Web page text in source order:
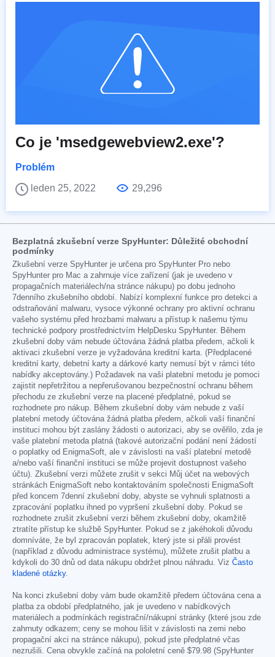
Co je 'msedgewebview2.exe'?
Problém
leden 25, 2022
29,296
Bezplatná zkušební verze SpyHunter: Důležité obchodní
podmínky
Zkušební verze SpyHunter je určena pro SpyHunter Pro nebo
SpyHunter pro Mac a zahrnuje více zařízení (jak je uvedeno v
propagačních materiálech/na stránce nákupu) po dobu jednoho
7denního zkušebního období. Nabízí komplexní funkce pro detekci a
odstraňování malwaru, vysoce výkonné ochrany pro aktivní ochranu
vašeho systému před hrozbami malwaru a přístup k našemu týmu
technické podpory prostřednictvím HelpDesku SpyHunter. Během
zkušební doby vám nebude účtována žádná platba předem, ačkoli k
aktivaci zkušební verze je vyžadována kreditní karta. (Předplacené
kreditní karty, debetní karty a dárkové karty nemusí být v rámci této
nabídky akceptovány.) Požadavek na vaši platební metodu je pomoci
zajistit nepřetržitou a nepřerušovanou bezpečnostní ochranu během
přechodu ze zkušební verze na placené předplatné, pokud se
rozhodnete pro nákup. Během zkušební doby vám nebude z vaší
platební metody účtována žádná platba předem, ačkoli vaší finanční
instituci mohou být zaslány žádosti o autorizaci, aby se ověřilo, zda je
vaše platební metoda platná (takové autorizační podání není žádostí
o poplatky od EnigmaSoft, ale v závislosti na vaší platební metodě
a/nebo vaší finanční instituci se může projevit dostupnost vašeho
účtu). Zkušební verzi můžete zrušit v sekci Můj účet na webových
stránkách EnigmaSoft nebo kontaktováním společnosti EnigmaSoft
před koncem 7denní zkušební doby, abyste se vyhnuli splatnosti a
zpracování poplatku ihned po vypršení zkušební doby. Pokud se
rozhodnete zrušit zkušební verzi během zkušební doby, okamžitě
ztratíte přístup ke službě SpyHunter. Pokud se z jakéhokoli důvodu
domníváte, že byl zpracován poplatek, který jste si přáli provést
(například z důvodu administrace systému), můžete zrušit platbu a
kdykoli do 30 dnů od data nákupu obdržet plnou náhradu. Viz Často
kladené otázky.
Na konci zkušební doby vám bude okamžitě předem účtována cena a
platba za období předplatného, jak je uvedeno v nabídkových
materiálech a podmínkách registrační/nákupní stránky (které jsou zde
zahrnuty odkazem; ceny se mohou lišit v závislosti na zemi nebo
propagační akci na stránce nákupu), pokud jste předplatné včas
nezrušili. Cena obvykle začíná na pololetní ceně $79.98 (SpyHunter